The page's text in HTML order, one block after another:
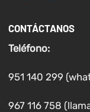
CONTÁCTANOS
Teléfono:
951 140 299
967 116 758